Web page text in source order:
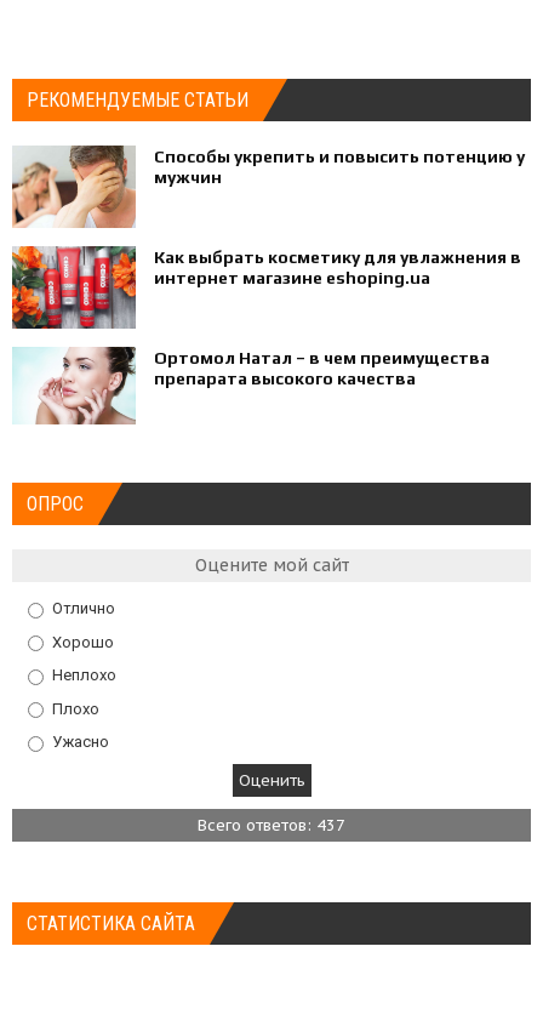
РЕКОМЕНДУЕМЫЕ СТАТЬИ
Способы укрепить и повысить потенцию у
мужчин
Как выбрать косметику для увлажнения в
интернет магазине eshoping.ua
Ортомол Натал – в чем преимущества
препарата высокого качества
ОПРОС
Оцените мой сайт
Отлично
Хорошо
Неплохо
Плохо
Ужасно
Всего ответов: 437
СТАТИСТИКА САЙТА